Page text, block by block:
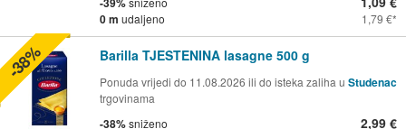
0 m udaljeno 1,79 €
Barilla TJESTENINA lasagne 500 g
Ponuda vrijedi do 11.08.2026 ili do isteka zaliha u Studenac
trgovinama
-38%sniženo 2,99 €
-38%